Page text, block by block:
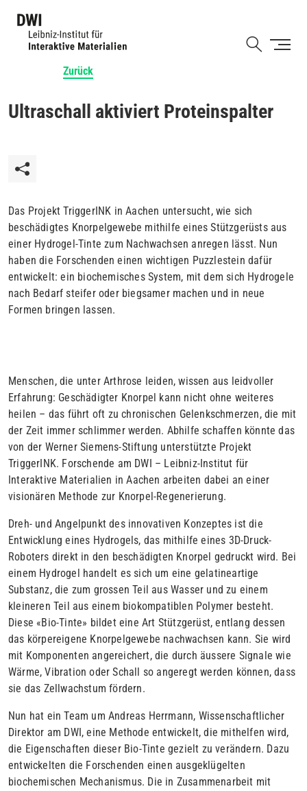
Zurück
Ultraschall aktiviert Proteinspalter
Das Projekt TriggerINK in Aachen untersucht, wie sich
beschädigtes Knorpelgewebe mithilfe eines Stützgerüsts aus
einer Hydrogel-Tinte zum Nachwachsen anregen lässt. Nun
haben die Forschenden einen wichtigen Puzzlestein dafür
entwickelt: ein biochemisches System, mit dem sich Hydrogele
nach Bedarf steifer oder biegsamer machen und in neue
Formen bringen lassen.
Menschen, die unter Arthrose leiden, wissen aus leidvoller
Erfahrung: Geschädigter Knorpel kann nicht ohne weiteres
heilen – das führt oft zu chronischen Gelenkschmerzen, die mit
der Zeit immer schlimmer werden. Abhilfe schaffen könnte das
von der Werner Siemens-Stiftung unterstützte Projekt
TriggerINK. Forschende am DWI – Leibniz-Institut für
Interaktive Materialien in Aachen arbeiten dabei an einer
visionären Methode zur Knorpel-Regenerierung.
Dreh- und Angelpunkt des innovativen Konzeptes ist die
Entwicklung eines Hydrogels, das mithilfe eines 3D-Druck-
Roboters direkt in den beschädigten Knorpel gedruckt wird. Bei
einem Hydrogel handelt es sich um eine gelatineartige
Substanz, die zum grossen Teil aus Wasser und zu einem
kleineren Teil aus einem biokompatiblen Polymer besteht.
Diese «Bio-Tinte» bildet eine Art Stützgerüst, entlang dessen
das körper­eigene Knorpelgewebe nachwachsen kann. Sie wird
mit Komponenten angereichert, die durch äussere Signale wie
Wärme, Vibration oder Schall so angeregt werden können, dass
sie das Zellwachstum fördern.
Nun hat ein Team um Andreas Herrmann, Wissenschaftlicher
Direktor am DWI, eine Methode entwickelt, die mithelfen wird,
die Eigenschaften dieser Bio-Tinte gezielt zu verändern. Dazu
entwickelten die Forschenden einen ausgeklügelten
biochemischen Mechanismus. Die in Zusammenarbeit mit